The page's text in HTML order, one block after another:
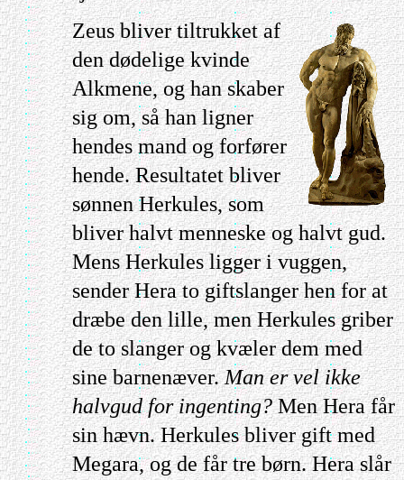
Zeus bliver tiltrukket af
den dødelige kvinde
Alkmene, og han skaber
sig om, så han ligner
hendes mand og forfører
hende. Resultatet bliver
sønnen Herkules, som
bliver halvt menneske og halvt gud.
Mens Herkules ligger i vuggen,
sender Hera to giftslanger hen for at
dræbe den lille, men Herkules griber
de to slanger og kvæler dem med
sine barnenæver.Man er vel ikke
halvgud for ingenting?Men Hera får
sin hævn. Herkules bliver gift med
Megara, og de får tre børn. Hera slår